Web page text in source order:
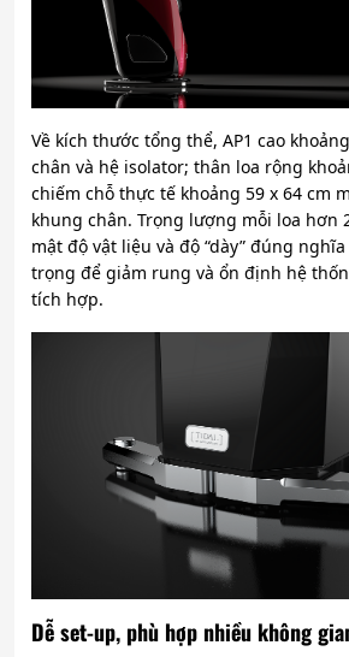
Về kích thước tổng thể, AP1 cao
chân và hệ isolator; thân loa rộng
chiếm chỗ thực tế khoảng 59 x 64 cm
khung chân. Trọng lượng mỗi loa hơn
mật độ vật liệu và độ “dày” đúng
trọng để giảm rung và ổn định hệ
tích hợp.
Dễ set-up, phù hợp nhiều không